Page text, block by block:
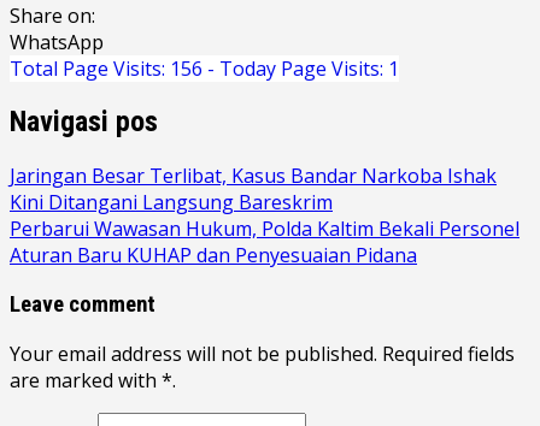
Share on:
WhatsApp
Total Page Visits: 156 - Today Page Visits: 1
Navigasi pos
Jaringan Besar Terlibat, Kasus Bandar Narkoba Ishak
Kini Ditangani Langsung Bareskrim
Perbarui Wawasan Hukum, Polda Kaltim Bekali Personel
Aturan Baru KUHAP dan Penyesuaian Pidana
Leave comment
Your email address will not be published. Required fields
are marked with *.